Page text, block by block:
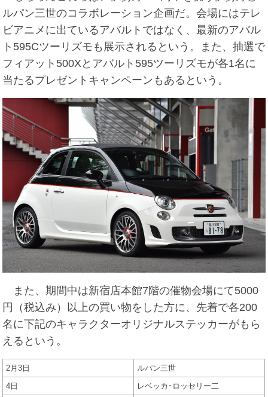
ルパン三世のコラボレーション企画だ。会場にはテレ
ビアニメに出ているアバルトではなく、最新のアバル
ト595Cツーリズモも展示されるという。また、抽選で
フィアット500Xとアバルト595ツーリズモが各1名に
当たるプレゼントキャンペーンもあるという。
また、期間中は新宿店本館7階の催物会場にて5000
円（税込み）以上の買い物をした方に、先着で各200
名に下記のキャラクターオリジナルステッカーがもら
えるという。
2月3日
ルパン三世
4日
レベッカ･ロッセリー二